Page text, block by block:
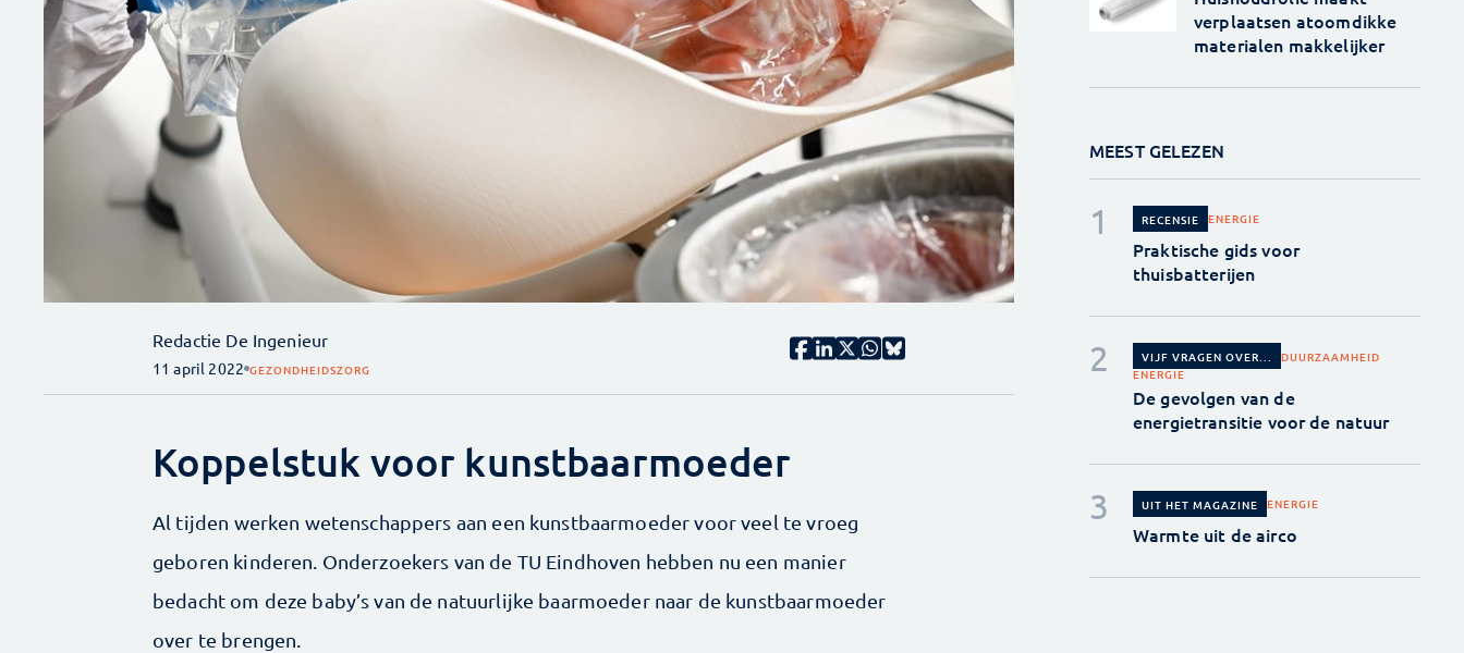
Redactie De Ingenieur
11 april 2022 GEZONDHEIDSZORG
Koppelstuk voor kunstbaarmoeder
Al tijden werken wetenschappers aan een kunstbaarmoeder voor veel te vroeg
geboren kinderen. Onderzoekers van de TU Eindhoven hebben nu een manier
bedacht om deze baby’s van de natuurlijke baarmoeder naar de kunstbaarmoeder
over te brengen.
verplaatsen atoomdikke
materialen makkelijker
MEEST GELEZEN
RECENSIE ENERGIE
Praktische gids voor
thuisbatterijen
VIJF VRAGEN OVER...
DUURZAAMHEID
ENERGIE
De gevolgen van de
energietransitie voor de natuur
UIT HET MAGAZINE ENERGIE
Warmte uit de airco